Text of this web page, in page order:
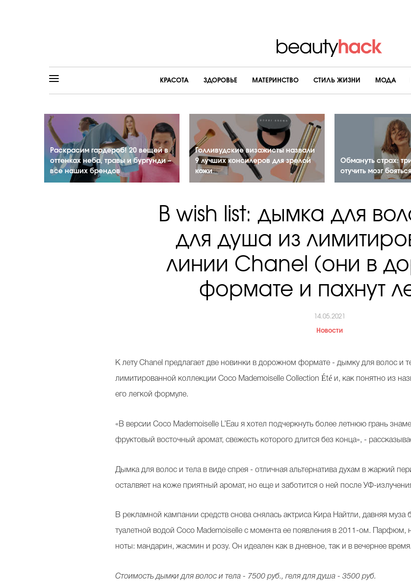
КРАСОТА ЗДОРОВЬЕ МАТЕРИНСТВО CТИЛЬ ЖИЗНИ МОДА
Раскрасим гардероб! 20 вещей в
оттенках неба, травы и бургунди –
все наших брендов
Голливудские визажисты назвали
9 лучших консилеров для зрелой
кожи
Обмануть страх:
отучить мозг бояться
В wish list: дымка для
для душа из
линии Chanel (они в
формате и пахнут
14.05.2021
Новости
К лету Chanel предлагает две новинки в дорожном формате - дымку для волос и
лимитированной коллекции Coco Mademoiselle Collection Été и, как понятно из
его легкой формуле.
«В версии Coco Mademoiselle L’Eau я хотел подчеркнуть более летнюю грань
фруктовый восточный аромат, свежесть которого длится без конца», -
Дымка для волос и тела в виде спрея - отличная альтернатива духам в жаркий
осталвяет на коже приятный аромат, но еще и заботится о ней после УФ-
В рекламной кампании средств снова снялась актриса Кира Найтли, давняя муза
туалетной водой Coco Mademoiselle с момента ее появления в 2011-ом. Парфюм,
ноты: мандарин, жасмин и розу. Он идеален как в дневное, так и в вечернее время.
Стоимость дымки для волос и тела - 7500 руб., геля для душа - 3500 руб.